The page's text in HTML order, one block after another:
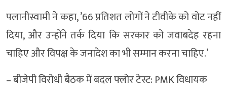
पलानीस्वामी ने कहा, ’66 प्रतिशत लोगों ने टीवीके को वोट नहीं
दिया, और उन्होंने तर्क दिया कि सरकार को जवाबदेह रहना
चाहिए और विपक्ष के जनादेश का भी सम्मान करना चाहिए.’
– बीजेपी विरोधी बैठक में बदल फ्लोर टेस्ट: PMK विधायक